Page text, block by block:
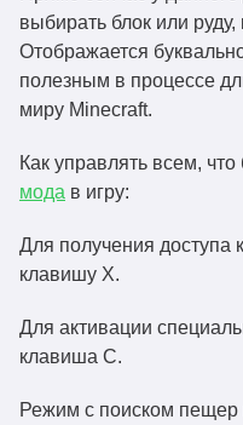
выбирать блок или
Отображается
полезным в процессе
миру Minecraft.
Как управлять всем,
мода в игру:
Для получения доступа
клавишу X.
Для активации
клавиша C.
Режим с поиском пещер